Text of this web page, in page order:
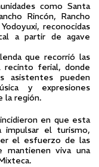
como Santa
Rincón, Rancho
reconocidas
a partir de agave
que recorrió las
recinto ferial, donde
asistentes pueden
y expresiones
la región.
en que esta
impulsar el turismo,
el esfuerzo de las
mantienen viva una